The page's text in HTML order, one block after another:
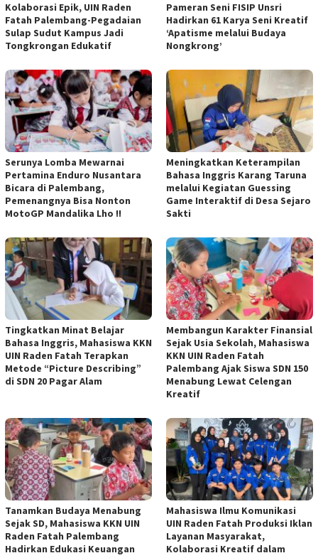
Kolaborasi Epik, UIN Raden
Fatah Palembang-Pegadaian
Sulap Sudut Kampus Jadi
Tongkrongan Edukatif
Pameran Seni FISIP Unsri
Hadirkan 61 Karya Seni Kreatif
‘Apatisme melalui Budaya
Nongkrong’
Serunya Lomba Mewarnai
Pertamina Enduro Nusantara
Bicara di Palembang,
Pemenangnya Bisa Nonton
MotoGP Mandalika Lho !!
Meningkatkan Keterampilan
Bahasa Inggris Karang Taruna
melalui Kegiatan Guessing
Game Interaktif di Desa Sejaro
Sakti
Tingkatkan Minat Belajar
Bahasa Inggris, Mahasiswa KKN
UIN Raden Fatah Terapkan
Metode “Picture Describing”
di SDN 20 Pagar Alam
Membangun Karakter Finansial
Sejak Usia Sekolah, Mahasiswa
KKN UIN Raden Fatah
Palembang Ajak Siswa SDN 150
Menabung Lewat Celengan
Kreatif
Tanamkan Budaya Menabung
Sejak SD, Mahasiswa KKN UIN
Raden Fatah Palembang
Hadirkan Edukasi Keuangan
Mahasiswa Ilmu Komunikasi
UIN Raden Fatah Produksi Iklan
Layanan Masyarakat,
Kolaborasi Kreatif dalam